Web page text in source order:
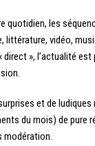
quotidien, les
littérature, vidéo,
», l’actualité
et de
du mois) de pure
modération.